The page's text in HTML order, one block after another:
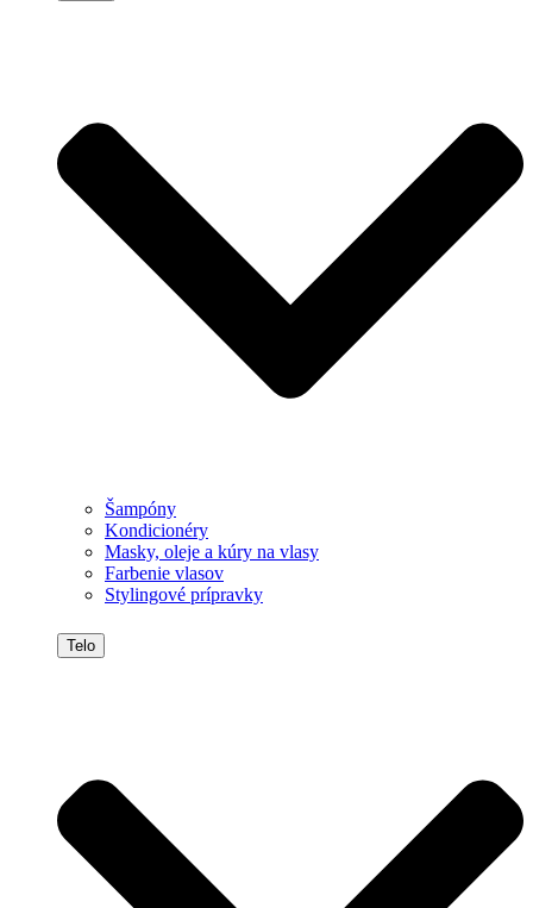
Šampóny
Kondicionéry
Masky, oleje a kúry na vlasy
Farbenie vlasov
Stylingové prípravky
Telo